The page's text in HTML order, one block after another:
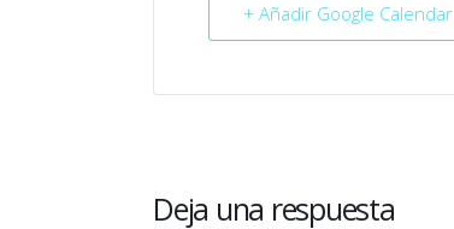
+ Añadir Google Calendar
Deja una respuesta